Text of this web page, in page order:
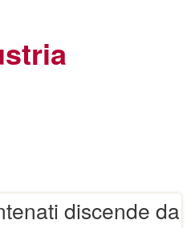
discende da